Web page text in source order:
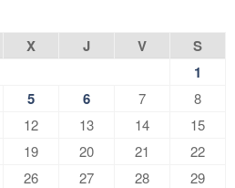
X J V
S
1
5 6 7
8
12 13 14
15
19 20 21
22
26 27 28
29